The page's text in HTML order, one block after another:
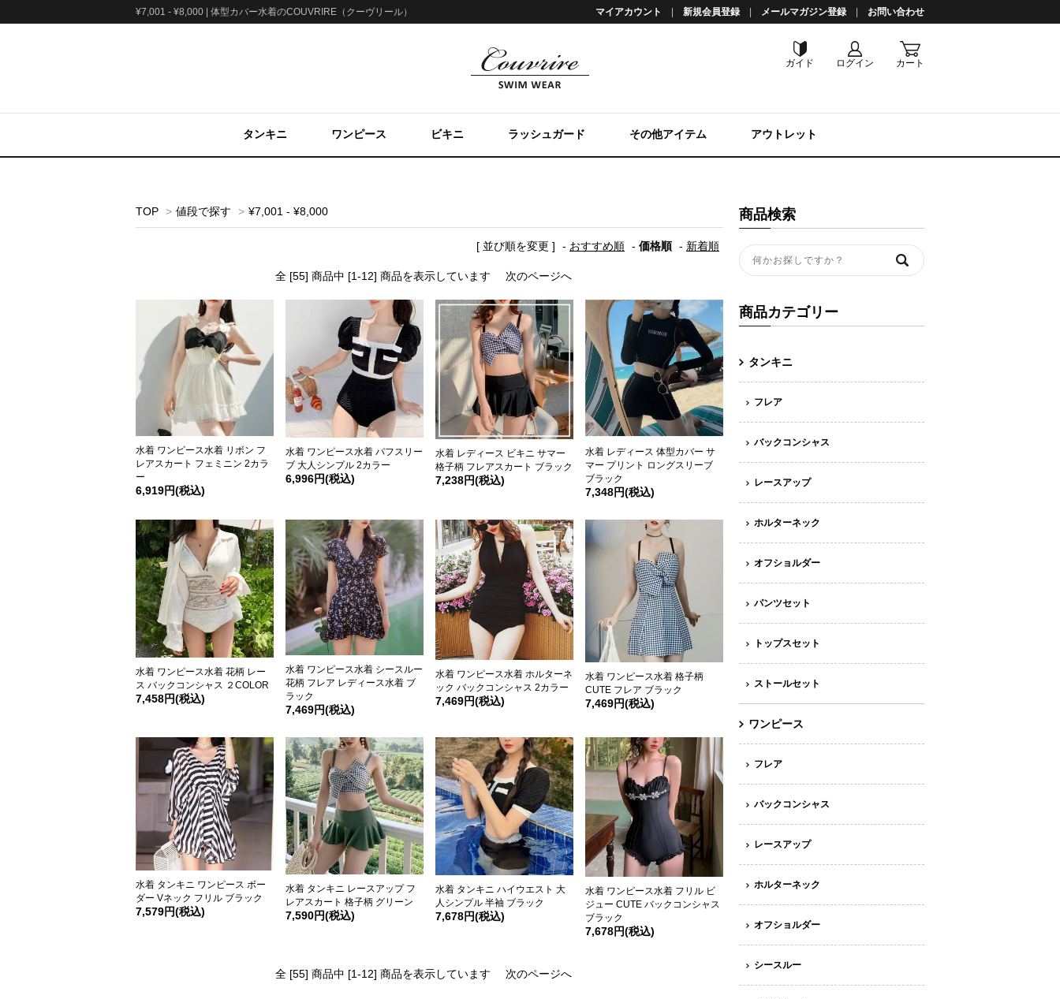
¥7,001 - ¥8,000 | 体型カバー水着のCOUVRIRE（クーヴリール） マイアカウント 新規会員登録 メールマガジン登録 お問い合わせ
ガイド ログイン カート
タンキニ ワンピース ビキニ ラッシュガード その他アイテム アウトレット
TOP > 値段で探す > ¥7,001 - ¥8,000
[ 並び順を変更 ] - おすすめ順 - 価格順 - 新着順
全 [55] 商品中 [1-12] 商品を表示しています 次のページへ
水着 ワンピース水着 リボン フ
レアスカート フェミニン 2カラ
ー
6,919円(税込)
水着 ワンピース水着 パフスリー
ブ 大人シンプル 2カラー
6,996円(税込)
水着 レディース ビキニ サマー
格子柄 フレアスカート ブラック
7,238円(税込)
水着 レディース 体型カバー サ
マー プリント ロングスリーブ
ブラック
7,348円(税込)
水着 ワンピース水着 花柄 レー
ス バックコンシャス ２COLOR
7,458円(税込)
水着 ワンピース水着 シースルー
花柄 フレア レディース水着 ブ
ラック
7,469円(税込)
水着 ワンピース水着 ホルターネ
ック バックコンシャス 2カラー
7,469円(税込)
水着 ワンピース水着 格子柄
CUTE フレア ブラック
7,469円(税込)
水着 タンキニ ワンピース ボー
ダー Vネック フリル ブラック
7,579円(税込)
水着 タンキニ レースアップ フ
レアスカート 格子柄 グリーン
7,590円(税込)
水着 タンキニ ハイウエスト 大
人シンプル 半袖 ブラック
7,678円(税込)
水着 ワンピース水着 フリル ビ
ジュー CUTE バックコンシャス
ブラック
7,678円(税込)
全 [55] 商品中 [1-12] 商品を表示しています 次のページへ
商品検索
商品カテゴリー
タンキニ
フレア
バックコンシャス
レースアップ
ホルターネック
オフショルダー
パンツセット
トップスセット
ストールセット
ワンピース
フレア
バックコンシャス
レースアップ
ホルターネック
オフショルダー
シースルー